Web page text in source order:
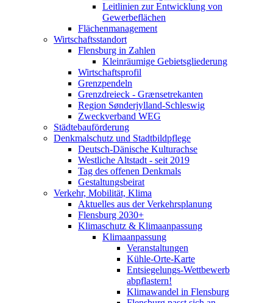
Leitlinien zur Entwicklung von
Gewerbeflächen
Flächenmanagement
Wirtschaftsstandort
Flensburg in Zahlen
Kleinräumige Gebietsgliederung
Wirtschaftsprofil
Grenzpendeln
Grenzdreieck - Grænsetrekanten
Region Sønderjylland-Schleswig
Zweckverband WEG
Städtebauförderung
Denkmalschutz und Stadtbildpflege
Deutsch-Dänische Kulturachse
Westliche Altstadt - seit 2019
Tag des offenen Denkmals
Gestaltungsbeirat
Verkehr, Mobilität, Klima
Aktuelles aus der Verkehrsplanung
Flensburg 2030+
Klimaschutz & Klimaanpassung
Klimaanpassung
Veranstaltungen
Kühle-Orte-Karte
Entsiegelungs-Wettbewerb
abpflastern!
Klimawandel in Flensburg